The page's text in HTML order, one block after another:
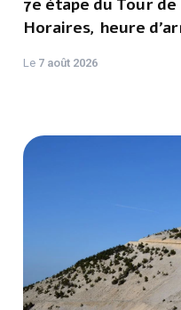
7e étape du Tour de
Horaires, heure
Le 7 août 2026